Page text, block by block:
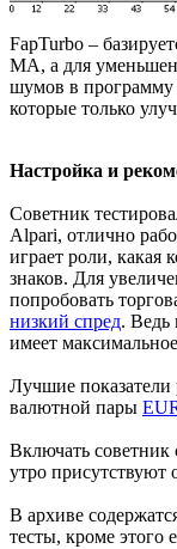
FapTurbo –
МА, а для
шумов в программу
которые только
Настройка и
Советник
Alpari, отлично
играет роли, какая
знаков. Для
попробовать
низкий спред. Ведь
имеет
Лучшие показатели
валютной пары
Включать советник
утро присутствуют
В архиве
тесты, кроме этого